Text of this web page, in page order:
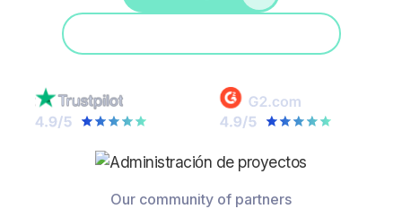
Our community of partners